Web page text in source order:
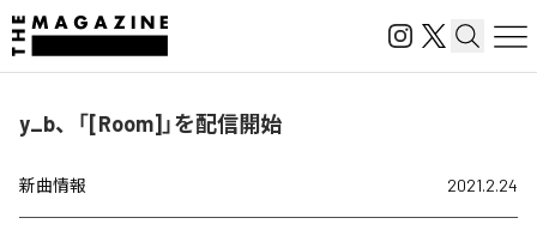
y_b、「[Room]」を配信開始
新曲情報 2021.2.24